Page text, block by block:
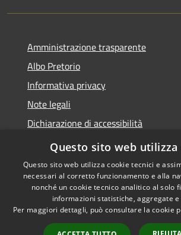
Amministrazione trasparente
Albo Pretorio
Informativa privacy
Note legali
Dichiarazione di accessibilità
Area riservata dipendenti
Accessibilità
Copyright
Questo sito web utilizza
Questo sito web utilizza cookie tecnici e
necessari al corretto funzionamento e alla
nonché un cookie tecnico analitico al solo
informazioni statistiche, aggregate
Per maggiori dettagli, può consultare la cookie